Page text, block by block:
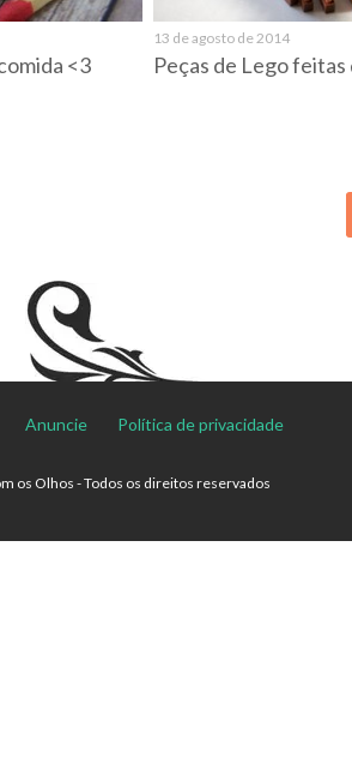
<3
13 de agosto de 2014
Peças de Lego
Anuncie Política de privacidade
os Olhos - Todos os direitos reservados